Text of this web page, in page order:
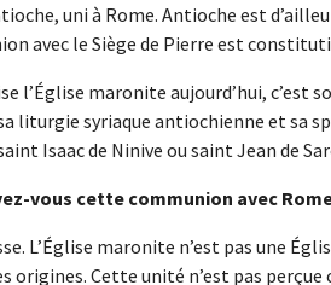
uni à Rome. Antioche est
avec le Siège de Pierre est
l’Église maronite aujourd’hui,
liturgie syriaque antiochienne et sa
Isaac de Ninive ou saint Jean de
vous cette communion avec
L’Église maronite n’est pas une
origines. Cette unité n’est pas